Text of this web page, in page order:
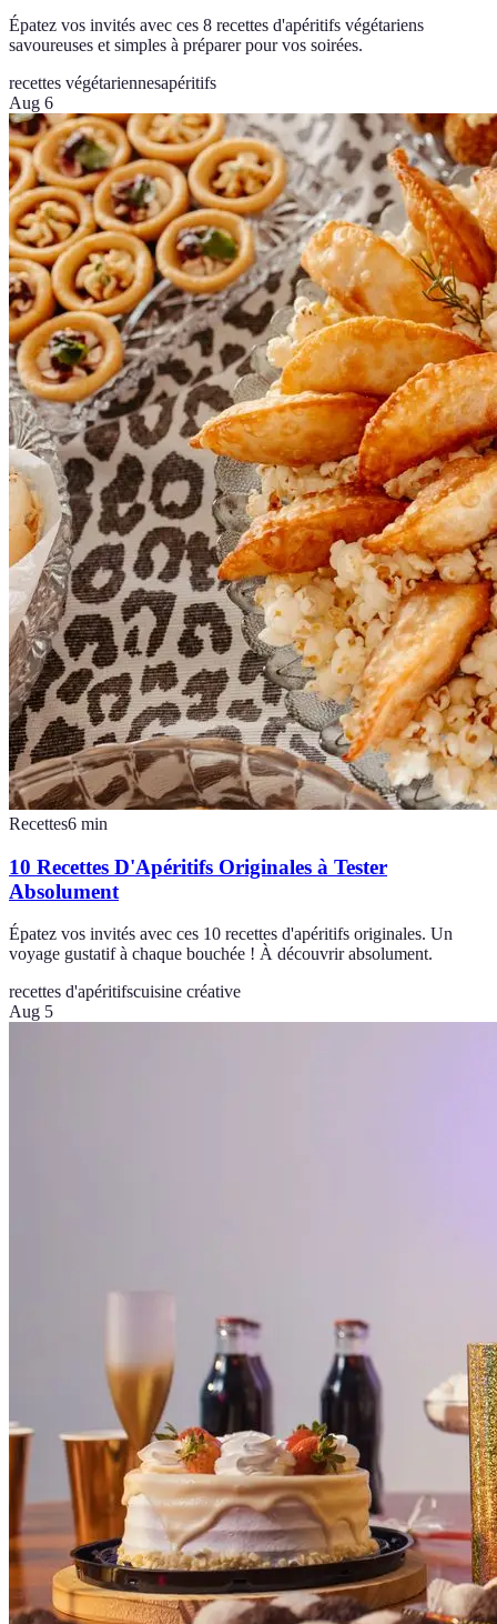
Épatez vos invités avec ces 8 recettes d'apéritifs végétariens
savoureuses et simples à préparer pour vos soirées.
recettes végétariennesapéritifs
Aug 6
Recettes6 min
10 Recettes D'Apéritifs Originales à Tester
Absolument
Épatez vos invités avec ces 10 recettes d'apéritifs originales. Un
voyage gustatif à chaque bouchée ! À découvrir absolument.
recettes d'apéritifscuisine créative
Aug 5